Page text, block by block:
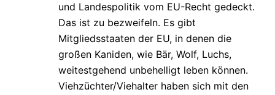
und Landespolitik vom EU-Recht gedeckt.
Das ist zu bezweifeln. Es gibt
Mitgliedsstaaten der EU, in denen die
großen Kaniden, wie Bär, Wolf, Luchs,
weitestgehend unbehelligt leben können.
Viehzüchter/Viehalter haben sich mit den